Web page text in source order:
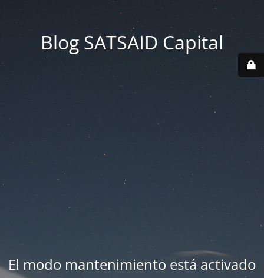
Blog SATSAID Capital
El modo mantenimiento está activado